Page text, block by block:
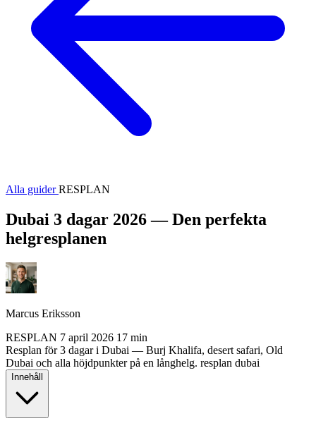
Alla guiderRESPLAN
Dubai 3 dagar 2026 — Den perfekta
helgresplanen
Marcus Eriksson
RESPLAN 7 april 2026 17 min
Resplan för 3 dagar i Dubai — Burj Khalifa, desert safari, Old
Dubai och alla höjdpunkter på en långhelg. resplan dubai
Innehåll